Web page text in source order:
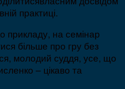
практиці.
прикладу, на семінар
більше про гру без
молодий суддя, усе, що
– цікаво та